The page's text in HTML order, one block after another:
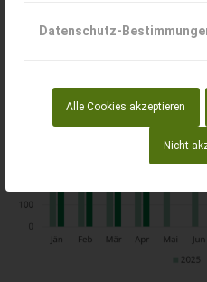
Datenschutz-
Alle Cookies akzeptieren
Nicht